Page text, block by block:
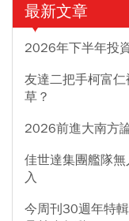
最新文章
2026年下半年投
友達二把手柯富
草？
2026前進大南方
佳世達集團艦隊
入
今周刊30週年特